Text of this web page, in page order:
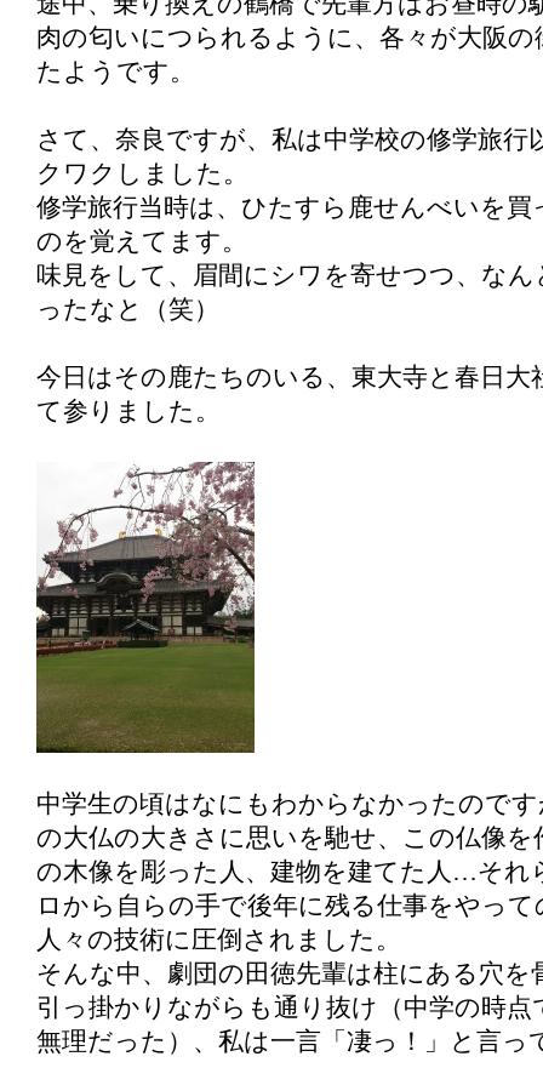
肉の匂いにつられるように、各々が大阪
たようです。
さて、奈良ですが、私は中学校の修学旅行
クワクしました。
修学旅行当時は、ひたすら鹿せんべいを買
のを覚えてます。
味見をして、眉間にシワを寄せつつ、な
ったなと（笑）
今日はその鹿たちのいる、東大寺と春日大
て参りました。
中学生の頃はなにもわからなかったので
の大仏の大きさに思いを馳せ、この仏像
の木像を彫った人、建物を建てた人…それ
ロから自らの手で後年に残る仕事をやっ
人々の技術に圧倒されました。
そんな中、劇団の田徳先輩は柱にある穴を
引っ掛かりながらも通り抜け（中学の時点
無理だった）、私は一言「凄っ！」と言っ